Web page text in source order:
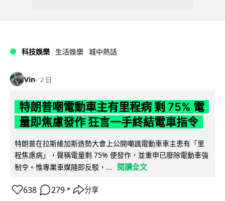
科技娛樂 生活娛樂 城中熱話
Vin 2 日
特朗普嘲電動車主有里程病 剩 75% 電
量即焦慮發作 狂言一手終結電車指令
特朗普在拉斯維加斯造勢大會上公開嘲諷電動車車主患有「里
程焦慮病」，聲稱電量剩 75% 便發作，並重申已廢除電動車強
制令。惟專業車媒隨即反駁，...
閱讀全文
638 279 ↗ 分享